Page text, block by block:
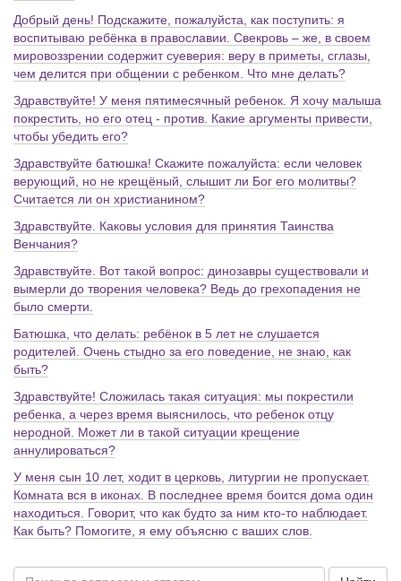
Добрый день! Подскажите, пожалуйста, как поступить: я
воспитываю ребёнка в православии. Свекровь – же, в своем
мировоззрении содержит суеверия: веру в приметы, сглазы,
чем делится при общении с ребенком. Что мне делать?
Здравствуйте! У меня пятимесячный ребенок. Я хочу малыша
покрестить, но его отец - против. Какие аргументы привести,
чтобы убедить его?
Здравствуйте батюшка! Скажите пожалуйста: если человек
верующий, но не крещёный, слышит ли Бог его молитвы?
Считается ли он христианином?
Здравствуйте. Каковы условия для принятия Таинства
Венчания?
Здравствуйте. Вот такой вопрос: динозавры существовали и
вымерли до творения человека? Ведь до грехопадения не
было смерти.
Батюшка, что делать: ребёнок в 5 лет не слушается
родителей. Очень стыдно за его поведение, не знаю, как
быть?
Здравствуйте! Сложилась такая ситуация: мы покрестили
ребенка, а через время выяснилось, что ребенок отцу
неродной. Может ли в такой ситуации крещение
аннулироваться?
У меня сын 10 лет, ходит в церковь, литургии не пропускает.
Комната вся в иконах. В последнее время боится дома один
находиться. Говорит, что как будто за ним кто-то наблюдает.
Как быть? Помогите, я ему объясню с ваших слов.